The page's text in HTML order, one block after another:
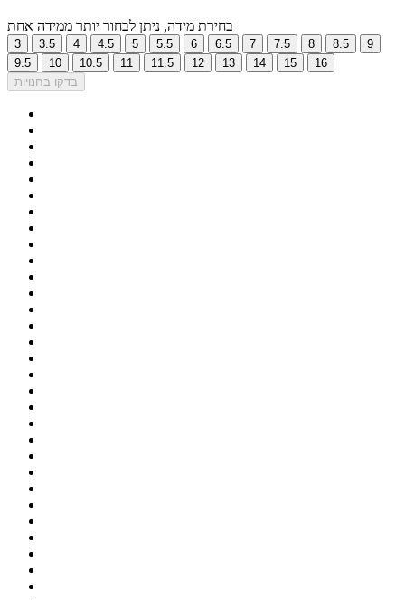
בחירת מידה, ניתן לבחור יותר ממידה אחת
3 3.5 4 4.5 5 5.5 6 6.5 7 7.5 8 8.5
9
9.5
10 10.5 11 11.5 12 13 14 15
16
בדקו בחנויות